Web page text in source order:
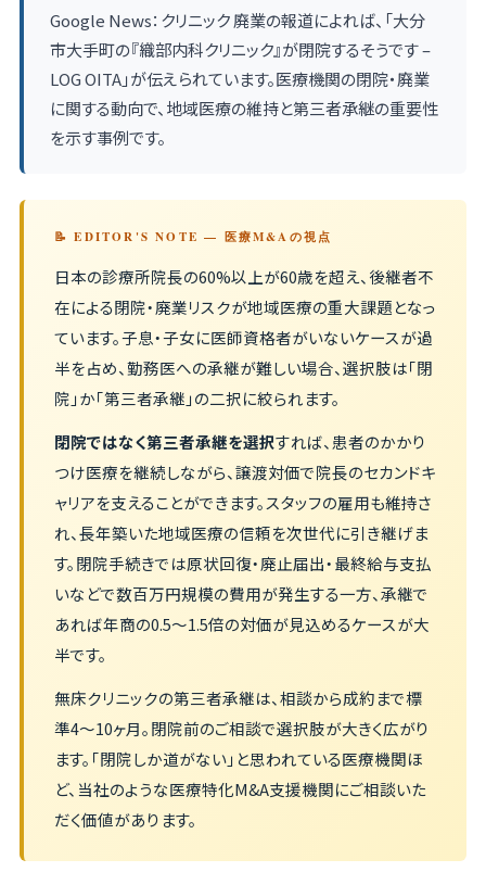
Google News：クリニック 廃業の報道によれば、「大分
市大手町の『織部内科クリニック』が閉院するそうです –
LOG OITA」が伝えられています。医療機関の閉院・廃業
に関する動向で、地域医療の維持と第三者承継の重要性
を示す事例です。
📝 EDITOR'S NOTE — 医療M&Aの視点
日本の診療所院長の60%以上が60歳を超え、後継者不
在による閉院・廃業リスクが地域医療の重大課題となっ
ています。子息・子女に医師資格者がいないケースが過
半を占め、勤務医への承継が難しい場合、選択肢は「閉
院」か「第三者承継」の二択に絞られます。
閉院ではなく第三者承継を選択すれば、患者のかかり
つけ医療を継続しながら、譲渡対価で院長のセカンドキ
ャリアを支えることができます。スタッフの雇用も維持さ
れ、長年築いた地域医療の信頼を次世代に引き継げま
す。閉院手続きでは原状回復・廃止届出・最終給与支払
いなどで数百万円規模の費用が発生する一方、承継で
あれば年商の0.5〜1.5倍の対価が見込めるケースが大
半です。
無床クリニックの第三者承継は、相談から成約まで標
準4〜10ヶ月。閉院前のご相談で選択肢が大きく広がり
ます。「閉院しか道がない」と思われている医療機関ほ
ど、当社のような医療特化M&A支援機関にご相談いた
だく価値があります。